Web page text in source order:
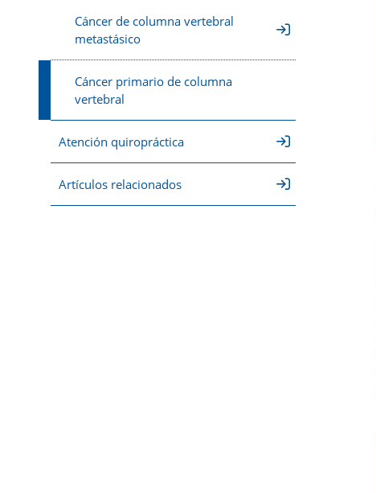
Cáncer de columna vertebral
metastásico
Cáncer primario de columna
vertebral
Atención quiropráctica
Artículos relacionados